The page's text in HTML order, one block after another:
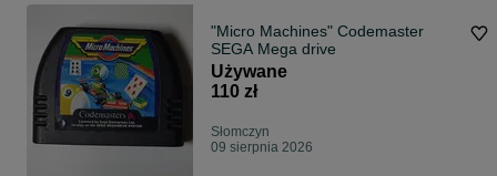
"Micro Machines" Codemaster
SEGA Mega drive
Używane
110 zł
Słomczyn
09 sierpnia 2026